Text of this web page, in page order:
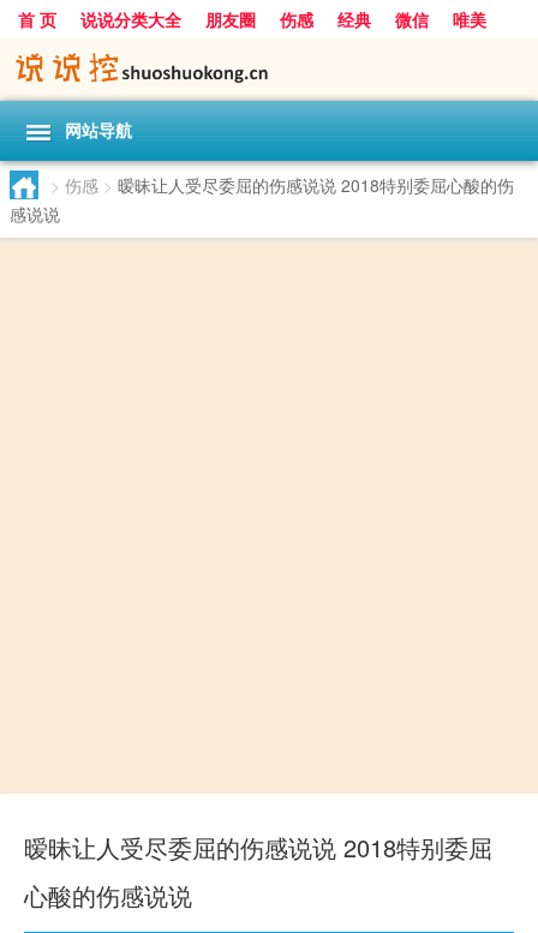
首 页 说说分类大全 朋友圈 伤感 经典 微信
唯美
励志
爱情 搞笑
网站导航
> 伤感 > 暧昧让人受尽委屈的伤感说说 2018特别委屈心酸的伤
感说说
暧昧让人受尽委屈的伤感说说 2018特别委屈
心酸的伤感说说